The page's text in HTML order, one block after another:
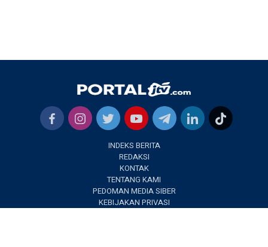
INDEKS BERITA
REDAKSI
KONTAK
TENTANG KAMI
PEDOMAN MEDIA SIBER
KEBIJAKAN PRIVASI